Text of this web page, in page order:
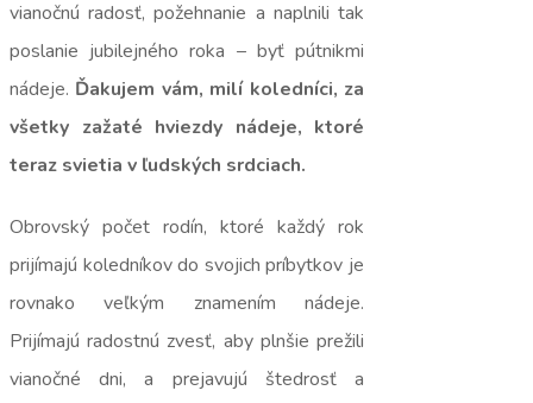
vianočnú radosť, požehnanie a naplnili tak
poslanie jubilejného roka – byť pútnikmi
nádeje. Ďakujem vám, milí koledníci, za
všetky zažaté hviezdy nádeje, ktoré
teraz svietia v ľudských srdciach.
Obrovský počet rodín, ktoré každý rok
prijímajú koledníkov do svojich príbytkov je
rovnako veľkým znamením nádeje.
Prijímajú radostnú zvesť, aby plnšie prežili
vianočné dni, a prejavujú štedrosť a